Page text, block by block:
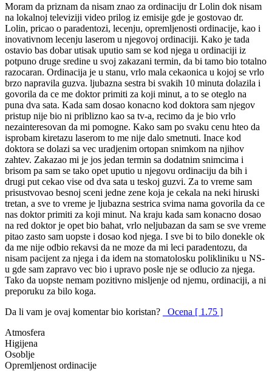
Moram da priznam da nisam znao za ordinaciju dr Lolin dok nisam
na lokalnoj televiziji video prilog iz emisije gde je gostovao dr.
Lolin, pricao o paradentozi, lecenju, opremljenosti ordinacije, kao i
inovativnom lecenju laserom u njegovoj ordinaciji. Kako je tada
ostavio bas dobar utisak uputio sam se kod njega u ordinaciji iz
potpuno druge sredine u svoj zakazani termin, da bi tamo bio totalno
razocaran. Ordinacija je u stanu, vrlo mala cekaonica u kojoj se vrlo
brzo napravila guzva. ljubazna sestra bi svakih 10 minuta dolazila i
govorila da ce me doktor primiti za koji minut, a to se oteglo na
puna dva sata. Kada sam dosao konacno kod doktora sam njegov
pristup nije bio ni priblizno kao sa tv-a, recimo da je bio vrlo
nezainteresovan da mi pomogne. Kako sam po svaku cenu hteo da
isprobam kiretazu laserom to me nije dalo smetnuti. Inace kod
doktora se dolazi sa vec uradjenim ortopan snimkom na njihov
zahtev. Zakazao mi je jos jedan termin sa dodatnim snimcima i
brisom pa sam se tako opet uputio u njegovu ordinaciju da bih i
drugi put cekao vise od dva sata u teskoj guzvi. Za to vreme sam
prisustvovao besnoj sceni jedne zene koja je cekala na neki hiruski
tretan, a sve to vreme je ljubazna sestrica svima nama govorila da ce
nas doktor primiti za koji minut. Na kraju kada sam konacno dosao
na red doktor je opet bio bahat, vrlo neljubazan da sam se sve vreme
pitao zasto sam uopste i dosao kod njega. I sve bi to bilo donekle ok
da me nije odbio rekavsi da ne moze da mi leci paradentozu, da
nisam pacijent za njega i da idem na stomatolosku polikliniku u NS-
u gde sam zapravo vec bio i upravo posle nje se odlucio za njega.
Tako da uopste nemam pozitivno misljenje od njemu, ordinaciji, a ni
preporuku za bilo koga.
Da li vam je ovaj komentar bio koristan?
Ocena [ 1.75 ]
Atmosfera
Higijena
Osoblje
Opremljenost ordinacije